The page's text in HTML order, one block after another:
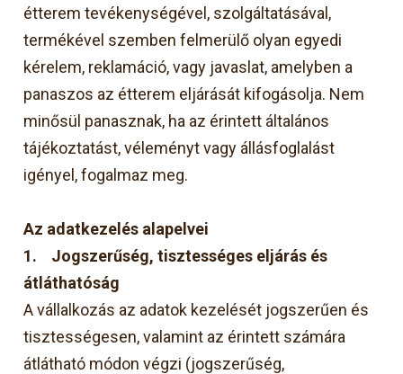
étterem tevékenységével, szolgáltatásával,
termékével szemben felmerülő olyan egyedi
kérelem, reklamáció, vagy javaslat, amelyben a
panaszos az étterem eljárását kifogásolja. Nem
minősül panasznak, ha az érintett általános
tájékoztatást, véleményt vagy állásfoglalást
igényel, fogalmaz meg.
Az adatkezelés alapelvei
1. Jogszerűség, tisztességes eljárás és
átláthatóság
A vállalkozás az adatok kezelését jogszerűen és
tisztességesen, valamint az érintett számára
átlátható módon végzi (jogszerűség,